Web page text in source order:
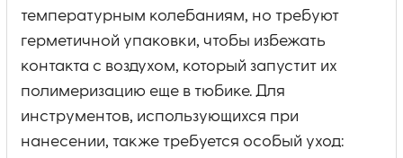
температурным колебаниям, но требуют
герметичной упаковки, чтобы избежать
контакта с воздухом, который запустит их
полимеризацию еще в тюбике. Для
инструментов, использующихся при
нанесении, также требуется особый уход: